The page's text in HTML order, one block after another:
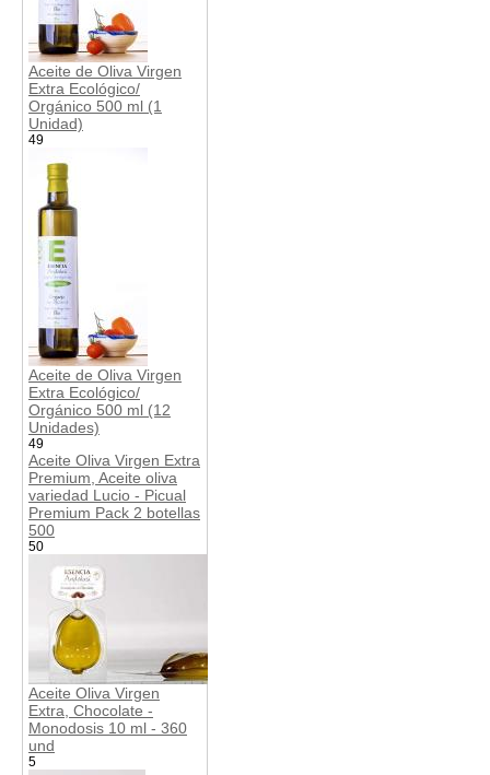
Aceite de Oliva Virgen
Extra Ecológico/
Orgánico 500 ml (1
Unidad)
49
Aceite de Oliva Virgen
Extra Ecológico/
Orgánico 500 ml (12
Unidades)
49
Aceite Oliva Virgen Extra
Premium, Aceite oliva
variedad Lucio - Picual
Premium Pack 2 botellas
500
50
Aceite Oliva Virgen
Extra, Chocolate -
Monodosis 10 ml - 360
und
5